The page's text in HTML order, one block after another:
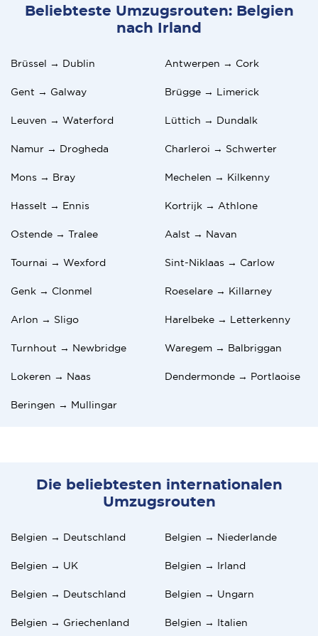
Beliebteste Umzugsrouten: Belgien
nach Irland
Brüssel → Dublin Antwerpen → Cork
Gent → Galway Brügge → Limerick
Leuven → Waterford Lüttich → Dundalk
Namur → Drogheda Charleroi → Schwerter
Mons → Bray Mechelen → Kilkenny
Hasselt → Ennis Kortrijk → Athlone
Ostende → Tralee Aalst → Navan
Tournai → Wexford Sint-Niklaas → Carlow
Genk → Clonmel Roeselare → Killarney
Arlon → Sligo Harelbeke → Letterkenny
Turnhout → Newbridge Waregem → Balbriggan
Lokeren → Naas Dendermonde → Portlaoise
Beringen → Mullingar
Die beliebtesten internationalen
Umzugsrouten
Belgien → Deutschland Belgien → Niederlande
Belgien → UK Belgien → Irland
Belgien → Deutschland Belgien → Ungarn
Belgien → Griechenland Belgien → Italien